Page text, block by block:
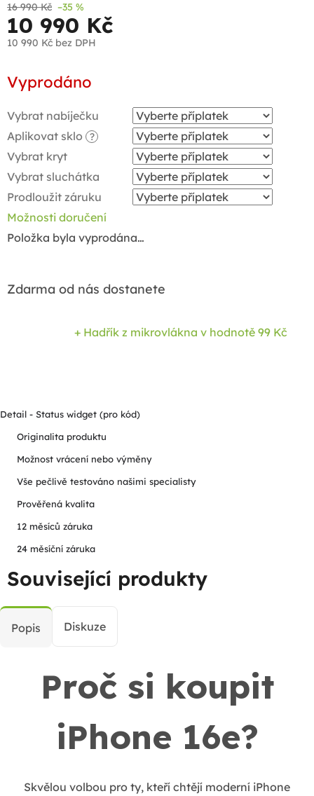
16 990 Kč –35 %
10 990 Kč
10 990 Kč bez DPH
cena:
Vyprodáno
Vybrat nabíječku
Aplikovat sklo
?
Vybrat kryt
Vybrat sluchátka
Prodloužit záruku
Možnosti doručení
Položka byla vyprodána…
Zdarma od nás dostanete
+ Hadřík z mikrovlákna v hodnotě 99 Kč
Detail - Status widget (pro kód)
Originalita produktu
Možnost vrácení nebo výměny
Vše pečlivě testováno našimi specialisty
Prověřená kvalita
12 měsíců záruka
24 měsíční záruka
Související produkty
Popis Diskuze
Proč si koupit
iPhone 16e?
Skvělou volbou pro ty, kteří chtějí moderní iPhone